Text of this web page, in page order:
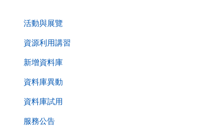
活動與展覽
資源利用講習
新增資料庫
資料庫異動
資料庫試用
服務公告